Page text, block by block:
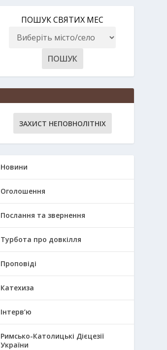
ПОШУК СВЯТИХ МЕС
ЗАХИСТ НЕПОВНОЛІТНІХ
Новини
Оголошення
Послання та звернення
Турбота про довкілля
Проповіді
Катехиза
Інтерв’ю
Римсько-Католицькі Дієцезії
України